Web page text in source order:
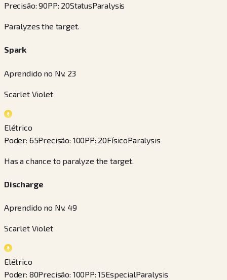
Precisão:90PP: 20StatusParalysis
Paralyzes the target.
Spark
Aprendido no Nv. 23
Scarlet Violet
Elétrico
Poder: 65Precisão: 100PP: 20FísicoParalysis
Has a chance to paralyze the target.
Discharge
Aprendido no Nv. 49
Scarlet Violet
Elétrico
Poder: 80Precisão: 100PP:15EspecialParalysis